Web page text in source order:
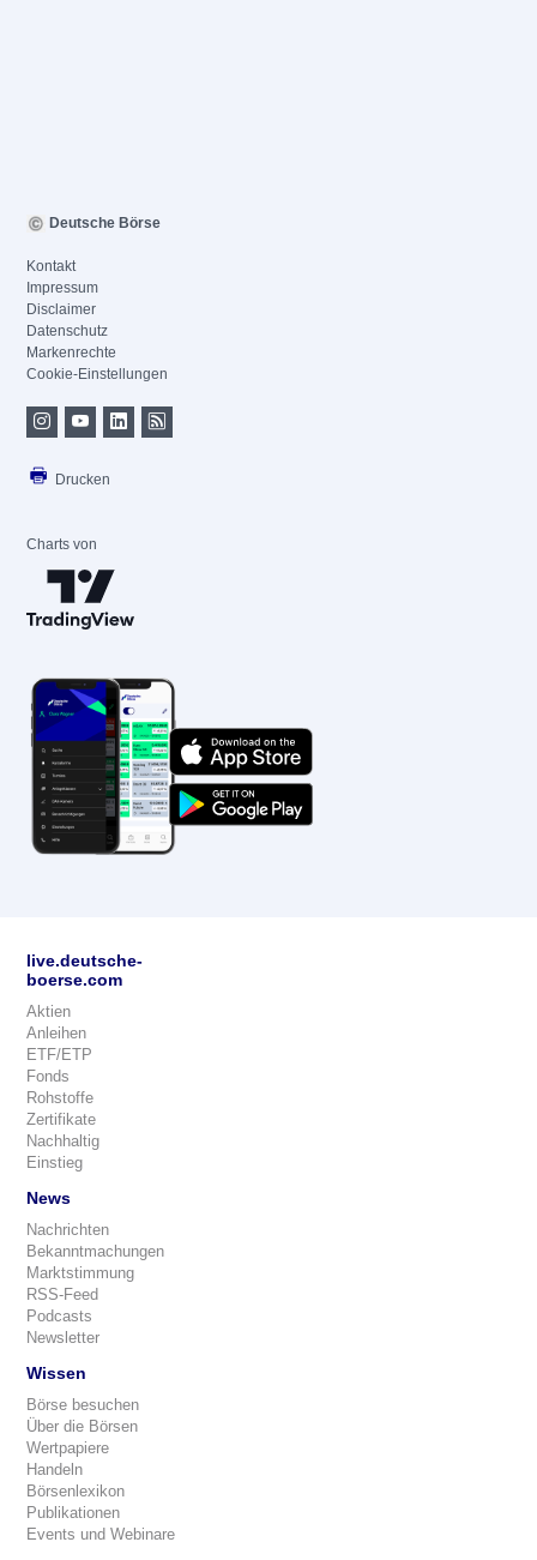
Deutsche Börse
Kontakt
Impressum
Disclaimer
Datenschutz
Markenrechte
Cookie-Einstellungen
Drucken
Charts von
live.deutsche-
boerse.com
Aktien
Anleihen
ETF/ETP
Fonds
Rohstoffe
Zertifikate
Nachhaltig
Einstieg
News
Nachrichten
Bekanntmachungen
Marktstimmung
RSS-Feed
Podcasts
Newsletter
Wissen
Börse besuchen
Über die Börsen
Wertpapiere
Handeln
Börsenlexikon
Publikationen
Events und Webinare